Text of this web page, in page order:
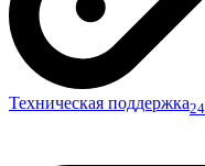
Техническая поддержка